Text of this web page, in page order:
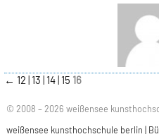
← 12 13 14 15 16
© 2008 – 2026 weißensee
weißensee kunsthochschule berlin |